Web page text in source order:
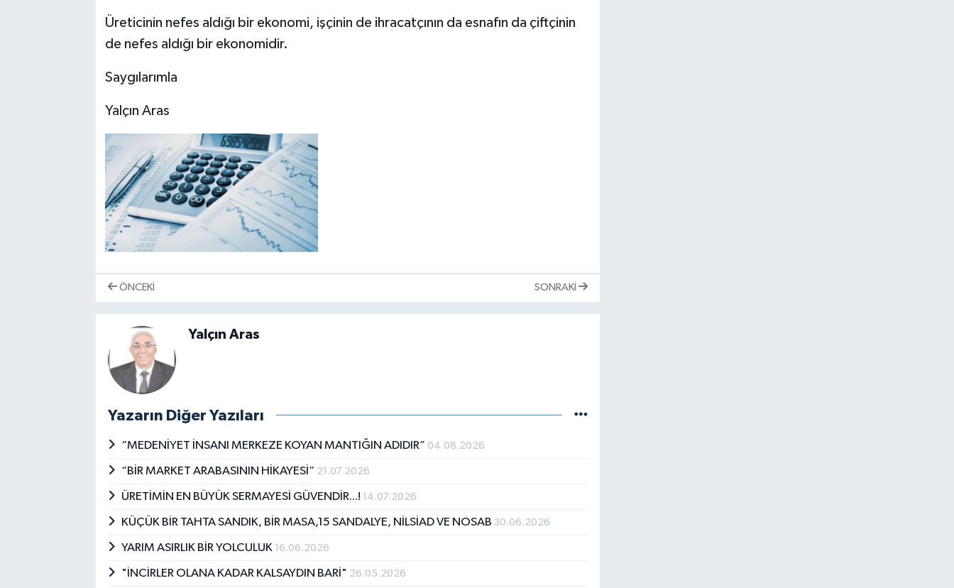
Üreticinin nefes aldığı bir ekonomi, işçinin de ihracatçının da esnafın da çiftçinin
de nefes aldığı bir ekonomidir.
Saygılarımla
Yalçın Aras
ÖNCEKI SONRAKI
Yalçın Aras
Yazarın Diğer Yazıları
“MEDENİYET İNSANI MERKEZE KOYAN MANTIĞIN ADIDIR” 04.08.2026
“BİR MARKET ARABASININ HİKAYESİ” 21.07.2026
ÜRETİMİN EN BÜYÜK SERMAYESİ GÜVENDİR...! 14.07.2026
KÜÇÜK BİR TAHTA SANDIK, BİR MASA,15 SANDALYE, NİLSİAD VE NOSAB 30.06.2026
YARIM ASIRLIK BİR YOLCULUK 16.06.2026
"İNCİRLER OLANA KADAR KALSAYDIN BARİ" 26.05.2026